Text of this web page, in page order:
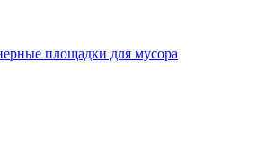
площадки для мусора